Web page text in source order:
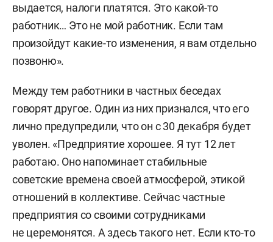
выдается, налоги платятся. Это какой-то
работник… Это не мой работник. Если там
произойдут какие-то изменения, я вам отдельно
позвоню».
Между тем работники в частных беседах
говорят другое. Один из них признался, что его
лично предупредили, что он с 30 декабря будет
уволен. «Предприятие хорошее. Я тут 12 лет
работаю. Оно напоминает стабильные
советские времена своей атмосферой, этикой
отношений в коллективе. Сейчас частные
предприятия со своими сотрудниками
не церемонятся. А здесь такого нет. Если кто-то